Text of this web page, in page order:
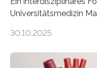
Universitätsmedizin
behandelt werden
Oncology, zeigen die
30.10.2025